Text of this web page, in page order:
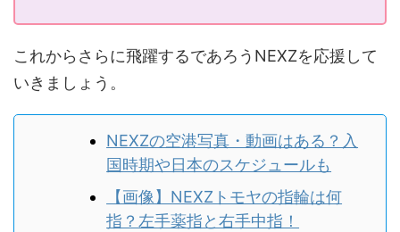
これからさらに飛躍するであろうNEXZを応援して
いきましょう。
NEXZの空港写真・動画はある？入
国時期や日本のスケジュールも
【画像】NEXZトモヤの指輪は何
指？左手薬指と右手中指！